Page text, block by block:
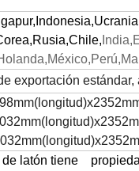
exportación
de latón tiene